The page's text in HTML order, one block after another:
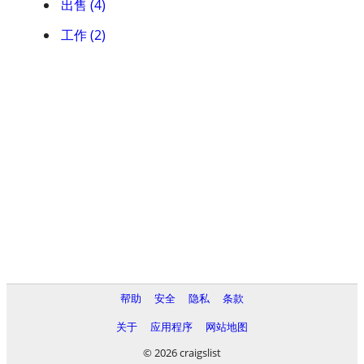
出售 (4)
工作 (2)
帮助 安全 隐私
条款
关于
应用程序
网站地图
© 2026 craigslist